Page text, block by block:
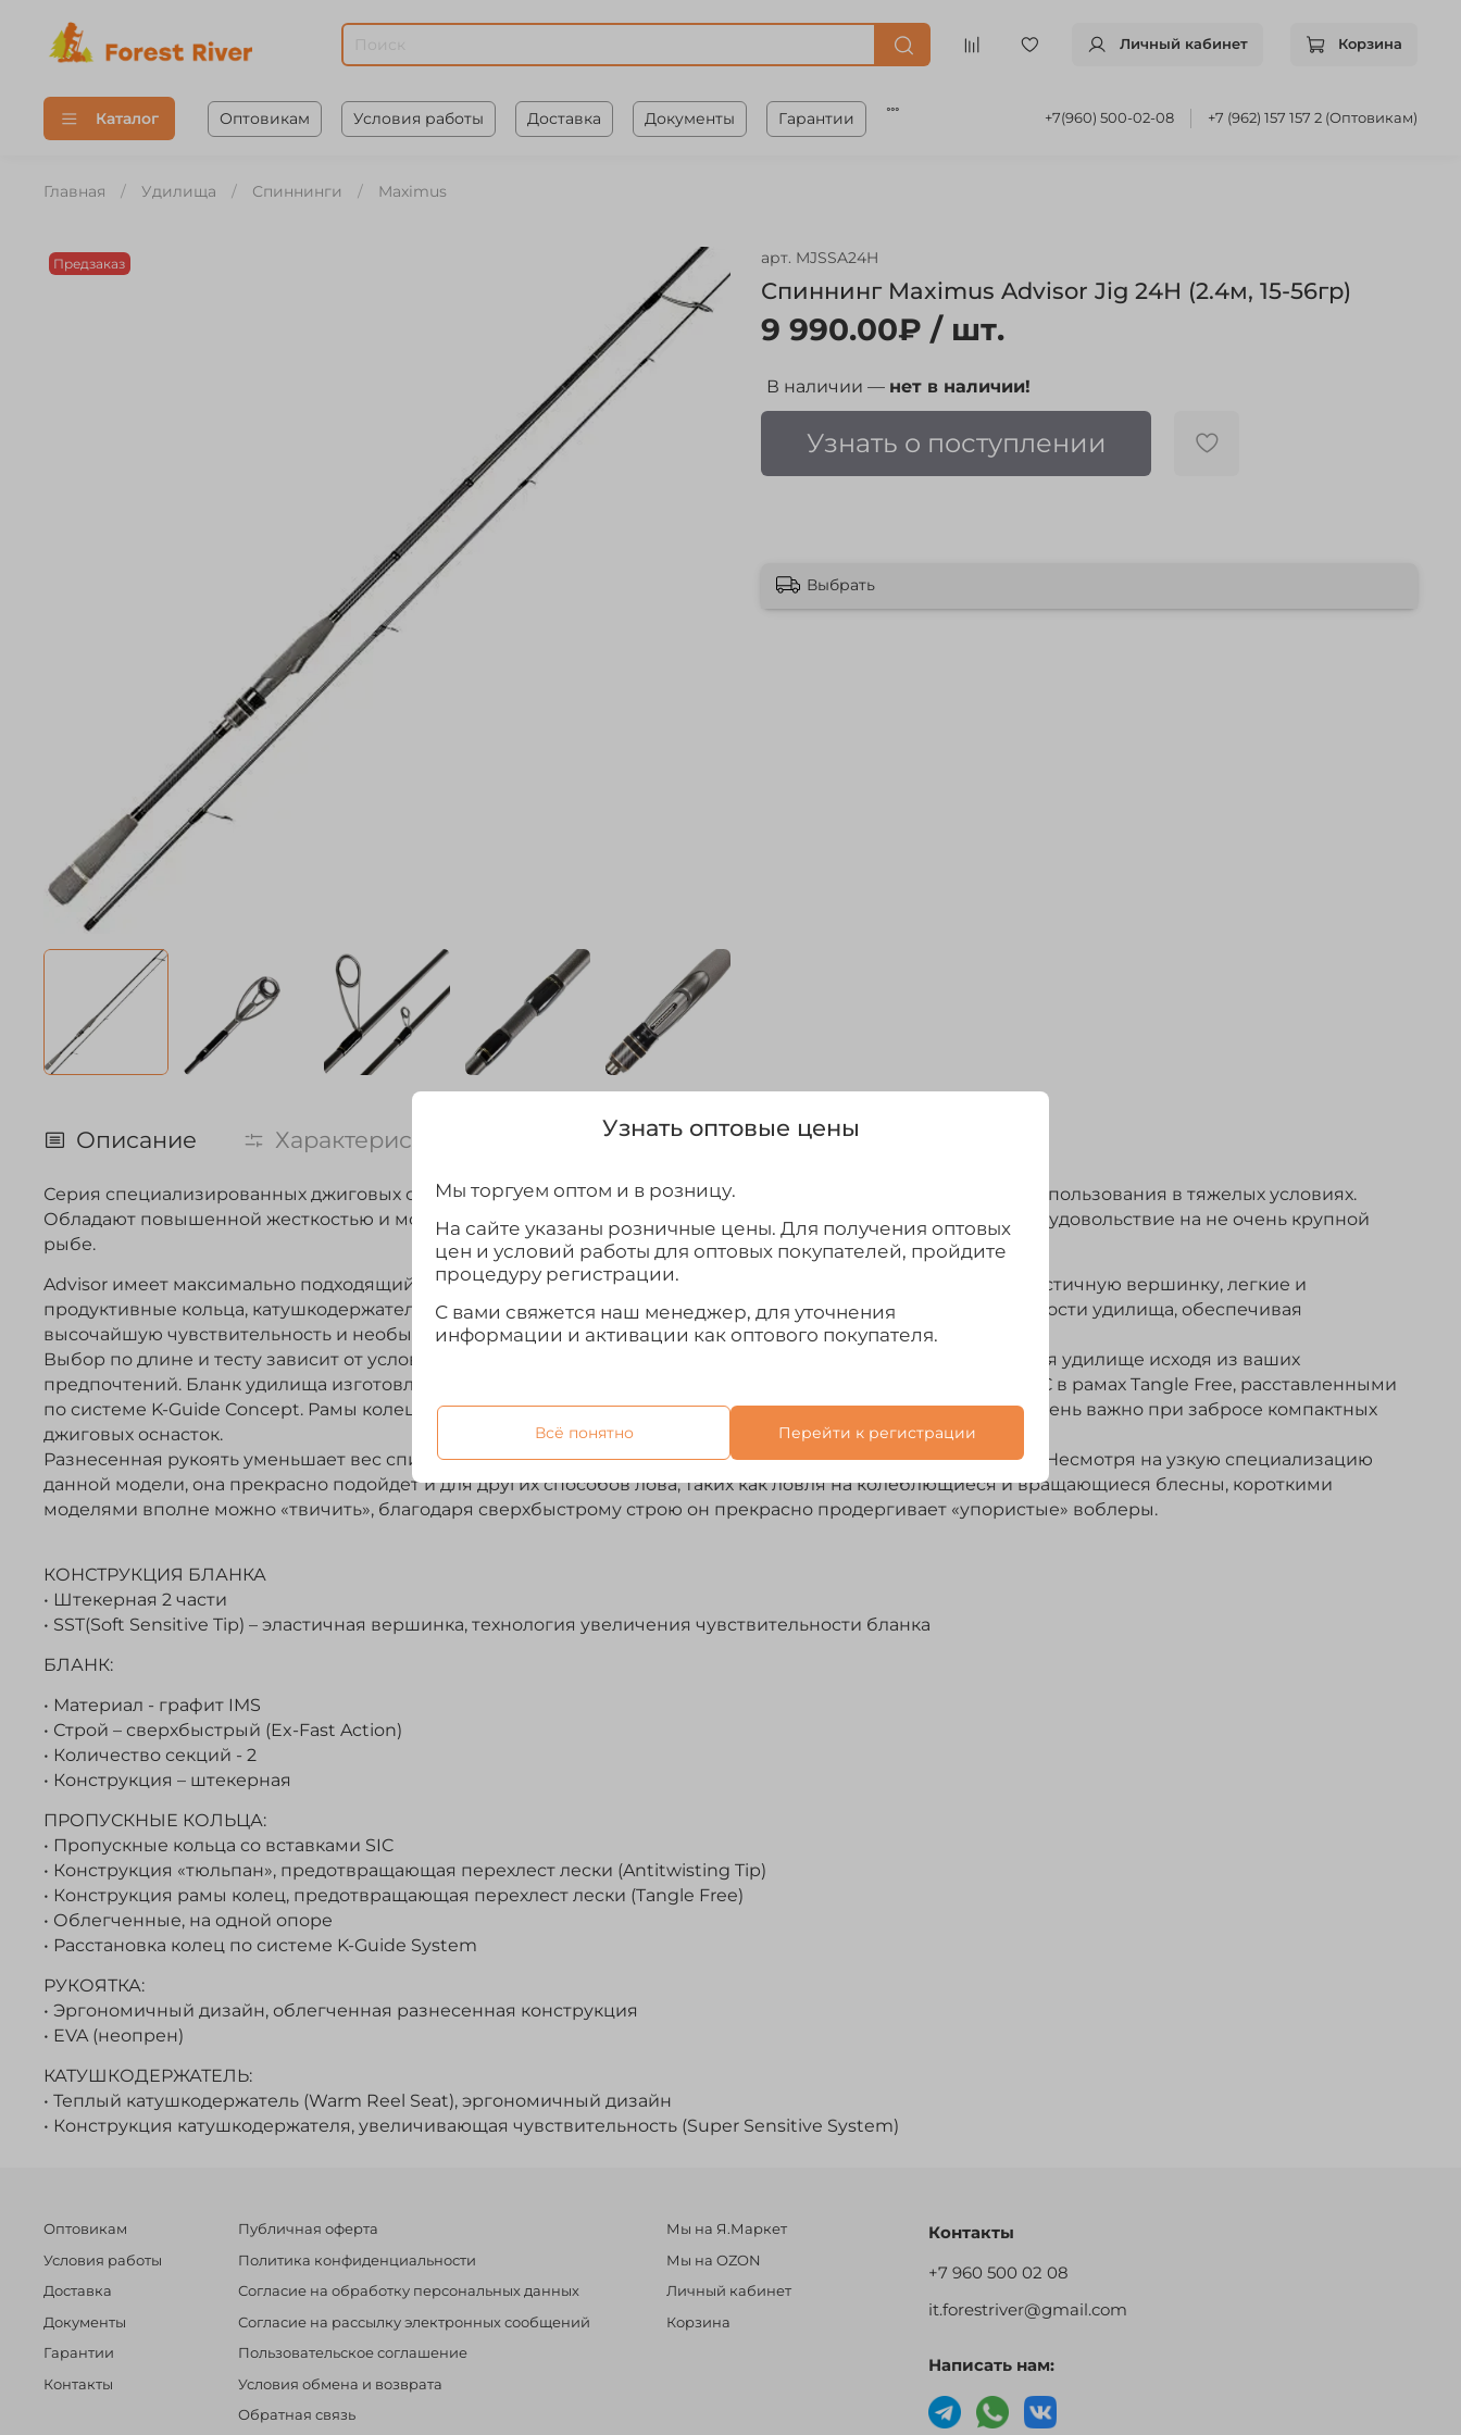
Личный кабинет Корзина
Каталог Оптовикам Условия работы Доставка Документы Гарантии +7(960) 500-02-08 +7 (962) 157 157 2 (Оптовикам)
Главная Удилища Спиннинги Maximus
Предзаказ арт. MJSSA24H
Спиннинг Maximus Advisor Jig 24Н (2.4м, 15-56гр)
9 990.00₽ / шт.
В наличии — нет в наличии!
Узнать о поступлении
Выбрать
Описание Характеристики Отзывы
Серия специализированных джиговых спиннингов 2018 модельного года, разработанные специально для использования в тяжелых условиях.
Обладают повышенной жесткостью и мощностью, с легкостью справляются с трофеями, при этом доставляя удовольствие на не очень крупной
рыбе.
Advisor имеет максимально подходящий для джиговой ловли набор характеристик: сверхбыстрый строй, эластичную вершинку, легкие и
продуктивные кольца, катушкодержатель с повышенной сенсорикой. Все это усиливает сенсорные возможности удилища, обеспечивая
высочайшую чувствительность и необычайный комфорт при джиговой ловле.
Выбор по длине и тесту зависит от условий лова, модельный ряд достаточно широк, чтобы вы нашли для себя удилище исходя из ваших
предпочтений. Бланк удилища изготовлен из графита IMS, оснащен пропускными кольцами со вставками SIC в рамах Tangle Free, расставленными
по системе K-Guide Concept. Рамы колец Tangle Free толерантны к захлестам мягких плетеных шнуров, что очень важно при забросе компактных
джиговых оснасток.
Разнесенная рукоять уменьшает вес спиннинга, при этом повышая его чувствительность и улучшая баланс. Несмотря на узкую специализацию
данной модели, она прекрасно подойдет и для других способов лова, таких как ловля на колеблющиеся и вращающиеся блесны, короткими
моделями вполне можно «твичить», благодаря сверхбыстрому строю он прекрасно продергивает «упористые» воблеры.
КОНСТРУКЦИЯ БЛАНКА
• Штекерная 2 части
• SST(Soft Sensitive Tip) – эластичная вершинка, технология увеличения чувствительности бланка
БЛАНК:
• Материал - графит IMS
• Строй – сверхбыстрый (Ex-Fast Action)
• Количество секций - 2
• Конструкция – штекерная
ПРОПУСКНЫЕ КОЛЬЦА:
• Пропускные кольца cо вставками SIC
• Конструкция «тюльпан», предотвращающая перехлест лески (Antitwisting Tip)
• Конструкция рамы колец, предотвращающая перехлест лески (Tangle Free)
• Облегченные, на одной опоре
• Расстановка колец по системе K-Guide System
РУКОЯТКА:
• Эргономичный дизайн, облегченная разнесенная конструкция
• EVA (неопрен)
КАТУШКОДЕРЖАТЕЛЬ:
• Теплый катушкодержатель (Warm Reel Seat), эргономичный дизайн
• Конструкция катушкодержателя, увеличивающая чувствительность (Super Sensitive System)
Оптовикам
Условия работы
Доставка
Документы
Гарантии
Контакты
Публичная оферта
Политика конфиденциальности
Согласие на обработку персональных данных
Согласие на рассылку электронных сообщений
Пользовательское соглашение
Условия обмена и возврата
Обратная связь
Мы на Я.Маркет
Мы на OZON
Личный кабинет
Корзина
Контакты
+7 960 500 02 08
it.forestriver@gmail.com
Написать нам:
Узнать оптовые цены
Мы торгуем оптом и в розницу.
На сайте указаны розничные цены. Для получения оптовых
цен и условий работы для оптовых покупателей, пройдите
процедуру регистрации.
С вами свяжется наш менеджер, для уточнения
информации и активации как оптового покупателя.
Всё понятно Перейти к регистрации